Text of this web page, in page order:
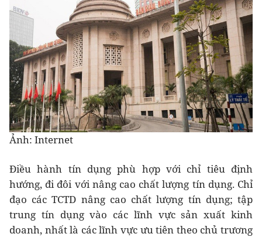
Ảnh: Internet
Điều hành tín dụng phù hợp với chỉ tiêu định
hướng, đi đôi với nâng cao chất lượng tín dụng. Chỉ
đạo các TCTD nâng cao chất lượng tín dụng; tập
trung tín dụng vào các lĩnh vực sản xuất kinh
doanh, nhất là các lĩnh vực ưu tiên theo chủ trương